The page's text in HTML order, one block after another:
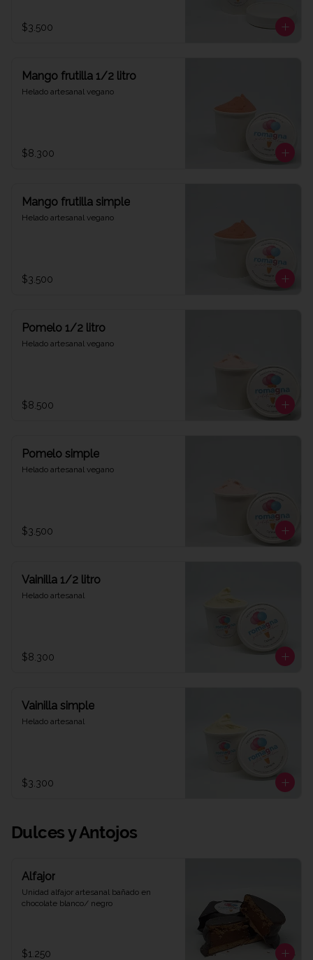
$3.500
Mango frutilla 1/2 litro
Helado artesanal vegano
$8.300
Mango frutilla simple
Helado artesanal vegano
$3.500
Pomelo 1/2 litro
Helado artesanal vegano
$8.500
Pomelo simple
Helado artesanal vegano
$3.500
Vainilla 1/2 litro
Helado artesanal
$8.300
Vainilla simple
Helado artesanal
$3.300
Dulces y Antojos
Alfajor
Unidad alfajor artesanal bañado en
chocolate blanco/ negro
$1.250